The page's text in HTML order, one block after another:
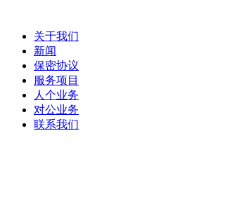
关于我们
新闻
保密协议
服务项目
人个业务
对公业务
联系我们